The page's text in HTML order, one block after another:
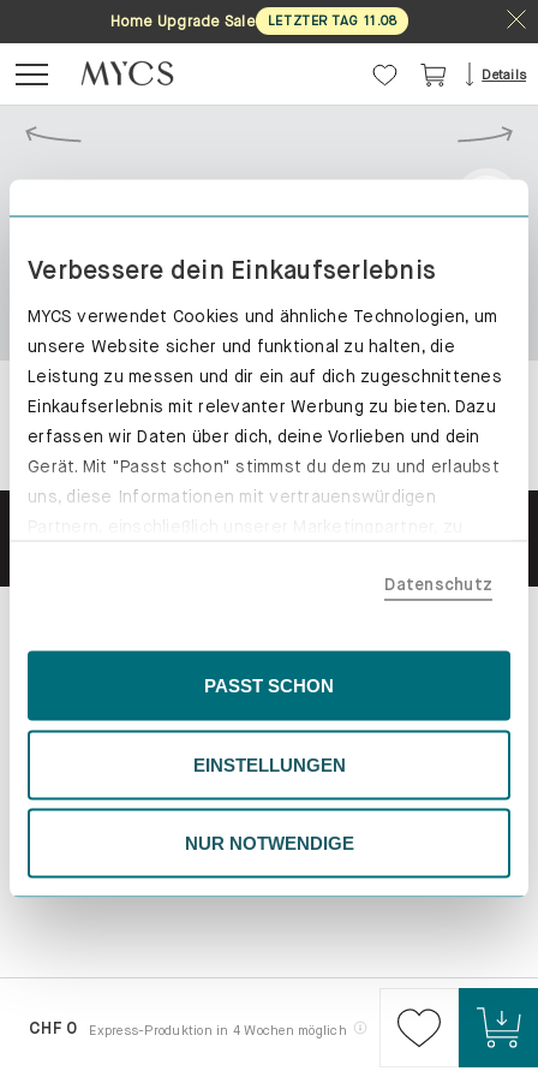
Verbessere dein Einkaufserlebnis
MYCS verwendet Cookies und ähnliche Technologien, um
unsere Website sicher und funktional zu halten, die
Leistung zu messen und dir ein auf dich zugeschnittenes
Einkaufserlebnis mit relevanter Werbung zu bieten. Dazu
erfassen wir Daten über dich, deine Vorlieben und dein
Gerät. Mit "Passt schon" stimmst du dem zu und erlaubst
uns, diese Informationen mit vertrauenswürdigen
der EU, beispielsweise in den USA, verarbeitet werden
Inhalte eingeschränkt sein könnten. Wähle
deiner Präferenzen. Du kannst deine Wahl jederzeit
ändern. Weitere Informationen findest du in unserer
Datenschutzrichtlinie.
Datenschutz
PASST SCHON
EINSTELLUNGEN
NUR NOTWENDIGE
Home Upgrade Sale LETZTER TAG 11 .08
Details
CHF 0 Express-Produktion in 4 Wochen möglich